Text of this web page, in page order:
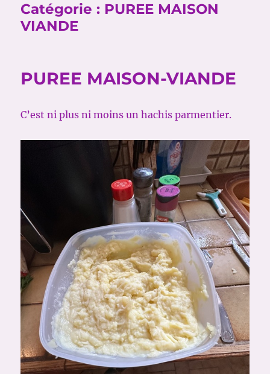
Catégorie : PUREE MAISON
VIANDE
PUREE MAISON-VIANDE
C’est ni plus ni moins un hachis parmentier.